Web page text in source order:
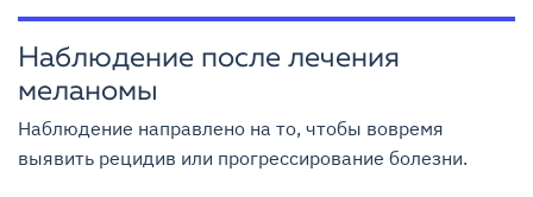
Наблюдение после лечения
меланомы
Наблюдение направлено на то, чтобы вовремя
выявить рецидив или прогрессирование болезни.